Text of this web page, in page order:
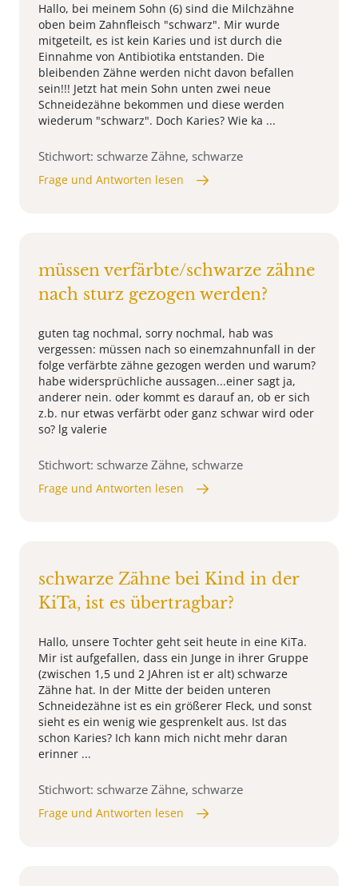
Hallo, bei meinem Sohn (6) sind die Milchzähne
oben beim Zahnfleisch "schwarz". Mir wurde
mitgeteilt, es ist kein Karies und ist durch die
Einnahme von Antibiotika entstanden. Die
bleibenden Zähne werden nicht davon befallen
sein!!! Jetzt hat mein Sohn unten zwei neue
Schneidezähne bekommen und diese werden
wiederum "schwarz". Doch Karies? Wie ka ...
Stichwort: schwarze Zähne, schwarze
Frage und Antworten lesen
müssen verfärbte/schwarze zähne
nach sturz gezogen werden?
guten tag nochmal, sorry nochmal, hab was
vergessen: müssen nach so einemzahnunfall in der
folge verfärbte zähne gezogen werden und warum?
habe widersprüchliche aussagen...einer sagt ja,
anderer nein. oder kommt es darauf an, ob er sich
z.b. nur etwas verfärbt oder ganz schwar wird oder
so? lg valerie
Stichwort: schwarze Zähne, schwarze
Frage und Antworten lesen
schwarze Zähne bei Kind in der
KiTa, ist es übertragbar?
Hallo, unsere Tochter geht seit heute in eine KiTa.
Mir ist aufgefallen, dass ein Junge in ihrer Gruppe
(zwischen 1,5 und 2 JAhren ist er alt) schwarze
Zähne hat. In der Mitte der beiden unteren
Schneidezähne ist es ein größerer Fleck, und sonst
sieht es ein wenig wie gesprenkelt aus. Ist das
schon Karies? Ich kann mich nicht mehr daran
erinner ...
Stichwort: schwarze Zähne, schwarze
Frage und Antworten lesen